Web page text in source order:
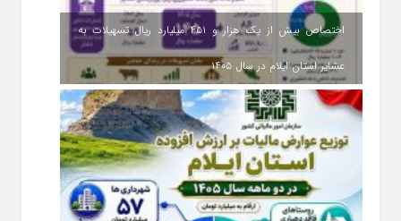
اختصاص بیش از یک هزار و ۴۵۱ میلیارد ریال تسهیلات به
عشایر استان ایلام در سال ۱۴۰۵